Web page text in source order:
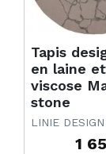
Tapis
en laine et
viscose
stone
LINIE DESIGN
1